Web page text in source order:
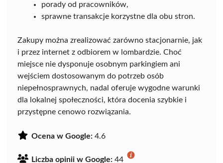
porady od pracowników,
sprawne transakcje korzystne dla obu stron.
Zakupy można zrealizować zarówno stacjonarnie, jak
i przez internet z odbiorem w lombardzie. Choć
miejsce nie dysponuje osobnym parkingiem ani
wejściem dostosowanym do potrzeb osób
niepełnosprawnych, nadal oferuje wygodne warunki
dla lokalnej społeczności, która docenia szybkie i
przystępne cenowo rozwiązania.
Ocena w Google: 4.6
Liczba opinii w Google: 44